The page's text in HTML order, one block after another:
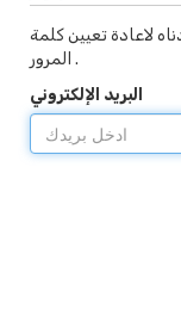
لاعادة تعيين كلمة
المرور .
البريد الإلكتروني